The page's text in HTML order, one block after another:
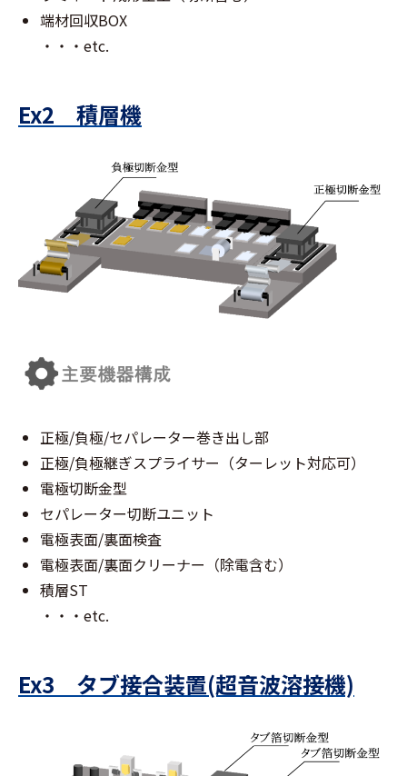
端材回収BOX
・・・etc.
Ex2 積層機
正極/負極/セパレーター巻き出し部
正極/負極継ぎスプライサー（ターレット対応可）
電極切断金型
セパレーター切断ユニット
電極表面/裏面検査
電極表面/裏面クリーナー（除電含む）
積層ST
・・・etc.
Ex3 タブ接合装置(超音波溶接機)